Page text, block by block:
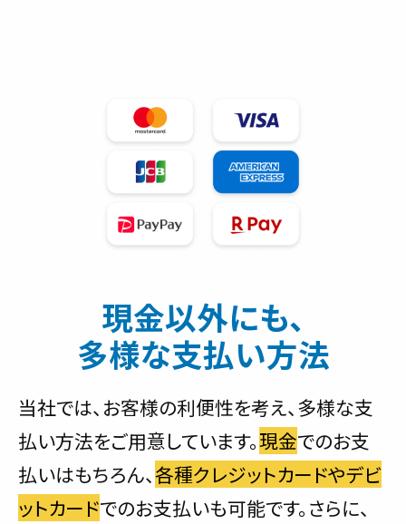
現金以外にも、
多様な支払い方法
当社では、お客様の利便性を考え、多様な支
払い方法をご用意しています。現金でのお支
払いはもちろん、各種クレジットカードやデビ
ットカードでのお支払いも可能です。さらに、